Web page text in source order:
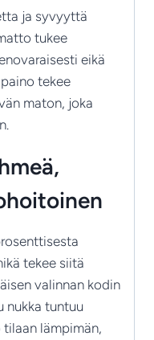
ja syvyyttä
tukee
eikä
tekee
maton, joka
tekee siitä
valinnan kodin
nukka tuntuu
lämpimän,